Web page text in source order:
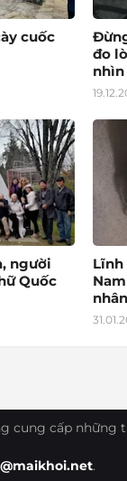
cuốc
đo
nhìn
người
Quốc
Lĩnh
cung cấp những
.